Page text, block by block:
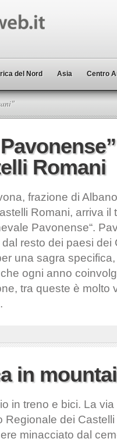
del Nord Asia Centro
Romani
frazione di
Romani, arriva il
Pavonense“.
dal resto dei paesi dei
una sagra
ogni anno
tra queste è molto
in
in treno e bici. La
Regionale dei
minacciato dal